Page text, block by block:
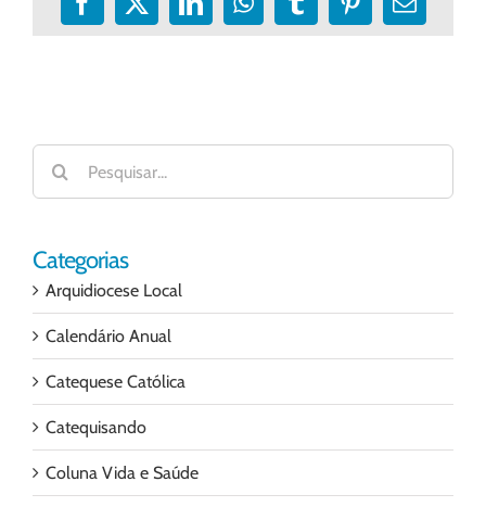
Facebook
X LinkedInWhatsApp
TumblrPinterest
E-
Buscar
resultados
para:
Categorias
Arquidiocese Local
Calendário Anual
Catequese Católica
Catequisando
Coluna Vida e Saúde